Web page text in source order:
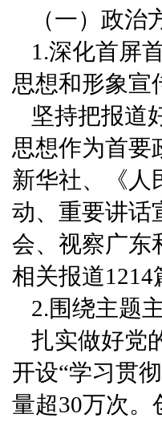
（一）政治
1.深化首屏
思想和形象宣
坚持把报道
思想作为首要
新华社、《人
动、重要讲话
会、视察广东
相关报道
2.围绕主题
扎实做好党
开设“学习贯
量超30万次。